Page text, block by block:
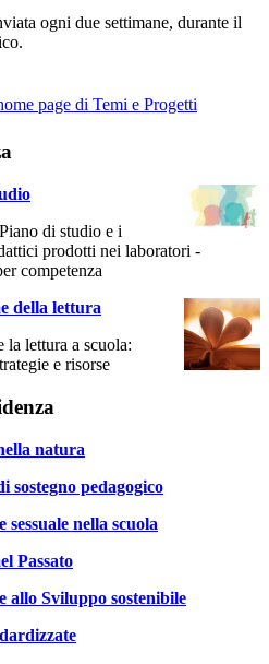
ogni due settimane, durante il
page di Temi e Progetti
di studio e i
prodotti nei laboratori -
competenza
della lettura
la lettura a scuola:
e risorse
natura
sostegno pedagogico
sessuale nella scuola
Passato
allo Sviluppo sostenibile